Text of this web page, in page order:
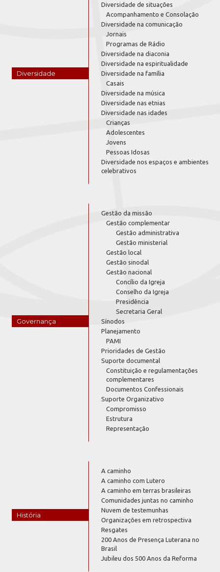
Diversidade
Diversidade de situações
Acompanhamento e Consolação
Diversidade na comunicação
Jornais
Programas de Rádio
Diversidade na diaconia
Diversidade na espiritualidade
Diversidade na família
Casais
Diversidade na música
Diversidade nas etnias
Diversidade nas idades
Crianças
Adolescentes
Jovens
Pessoas Idosas
Diversidade nos espaços e ambientes
celebrativos
Governança
Gestão da missão
Gestão complementar
Gestão administrativa
Gestão ministerial
Gestão local
Gestão sinodal
Gestão nacional
Concílio da Igreja
Conselho da Igreja
Presidência
Secretaria Geral
Sínodos
Planejamento
PAMI
Prioridades de Gestão
Suporte documental
Constituição e regulamentações
complementares
Documentos Confessionais
Suporte Organizativo
Compromisso
Estrutura
Representação
História
A caminho
A caminho com Lutero
A caminho em terras brasileiras
Comunidades juntas no caminho
Nuvem de testemunhas
Organizações em retrospectiva
Resgates
200 Anos de Presença Luterana no
Brasil
Jubileu dos 500 Anos da Reforma